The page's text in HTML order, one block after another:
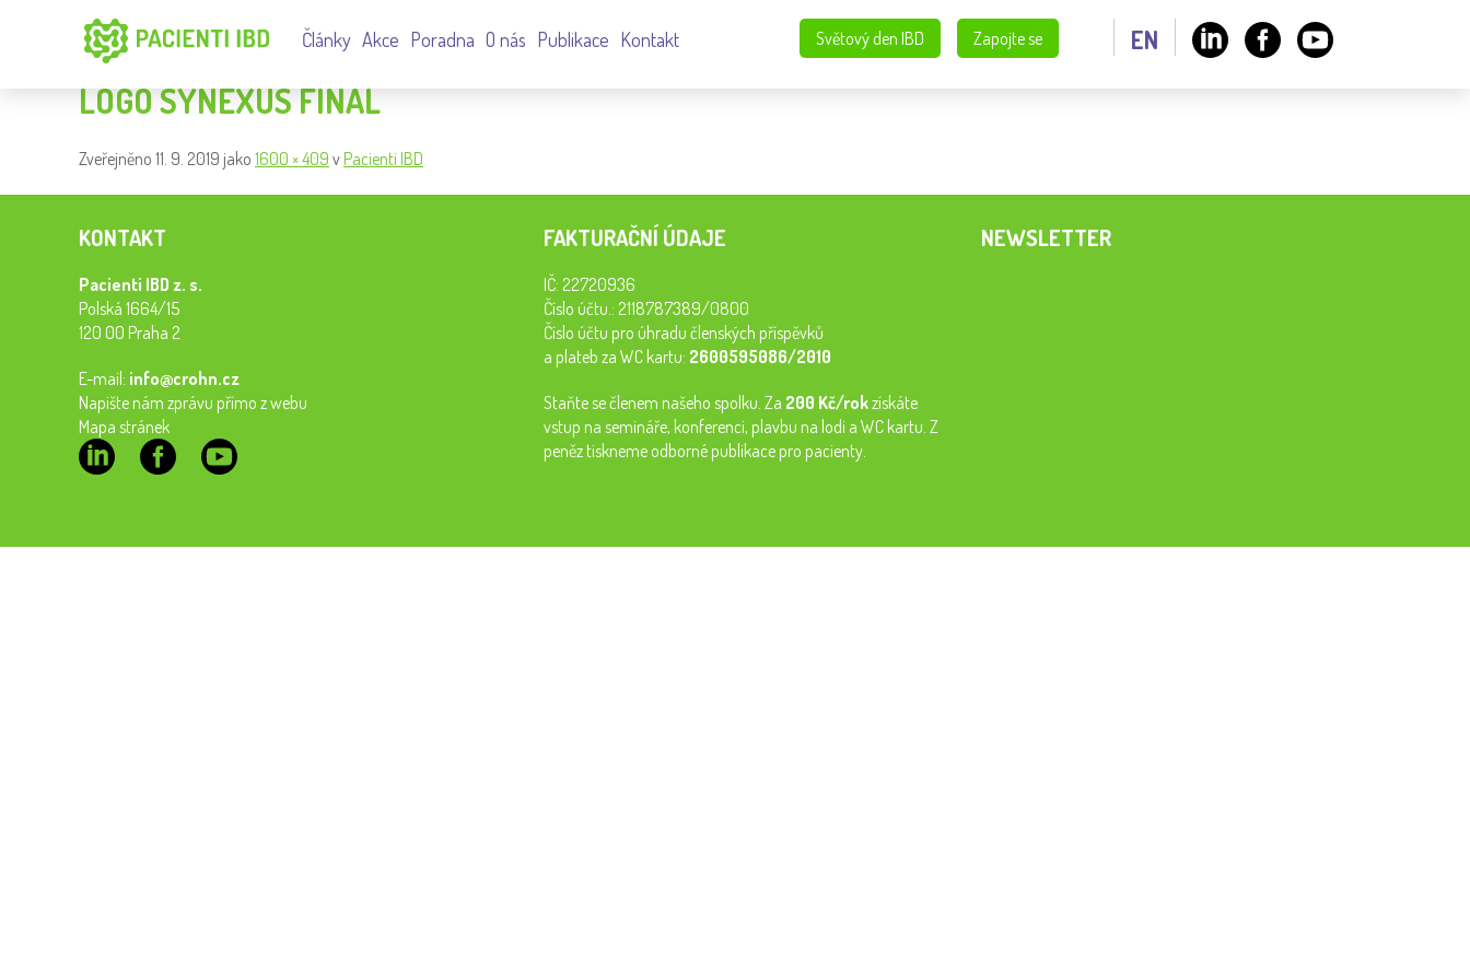
EN
Zapojte se
Světový den IBD
Články Akce Poradna O nás Publikace Kontakt
LOGO SYNEXUS FINAL
Zveřejněno 11. 9. 2019 jako 1600 × 409 v Pacienti IBD
KONTAKT
Pacienti IBD z. s.
Polská 1664/15
120 00 Praha 2
E-mail: info@crohn.cz
Napište nám zprávu přímo z webu
Mapa stránek
FAKTURAČNÍ ÚDAJE
IČ: 22720936
Číslo účtu.: 2118787389/0800
Číslo účtu pro úhradu členských příspěvků
a plateb za WC kartu: 2600595086/2010
Staňte se členem našeho spolku. Za 200 Kč/rokzískáte
vstup na semináře, konferenci, plavbu na lodi a WC kartu. Z
peněz tiskneme odborné publikace pro pacienty.
NEWSLETTER